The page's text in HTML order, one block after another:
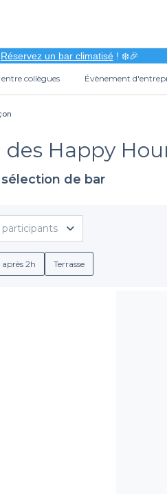
Réservez un bar climatisé! ❄️🎉
entre collègues Évènement
Happy
de bar
2h Terrasse